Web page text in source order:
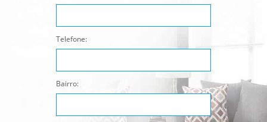
Telefone:
Bairro: